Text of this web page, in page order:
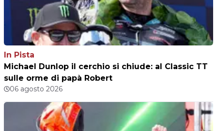
In Pista
Michael Dunlop il cerchio si chiude: al Classic TT
sulle orme di papà Robert
06 agosto 2026